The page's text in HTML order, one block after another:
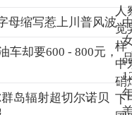
安全警戒线，比如德国
部平原、波兰马佐夫舍
等待着春雨的滋润。布
基于价值观驱动的供应
民的田间损失。一季春
泡影，更可能需要耗费
力
显
人
觉
样
中
硝
下